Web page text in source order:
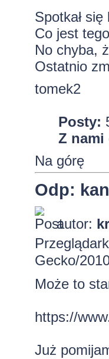
Spotkał
Co jest
No chyba,
Ostatnio
tomek2
Posty:
Z nami
Na górę
Odp:
autor:
Gecko/
Może to
https://
Już